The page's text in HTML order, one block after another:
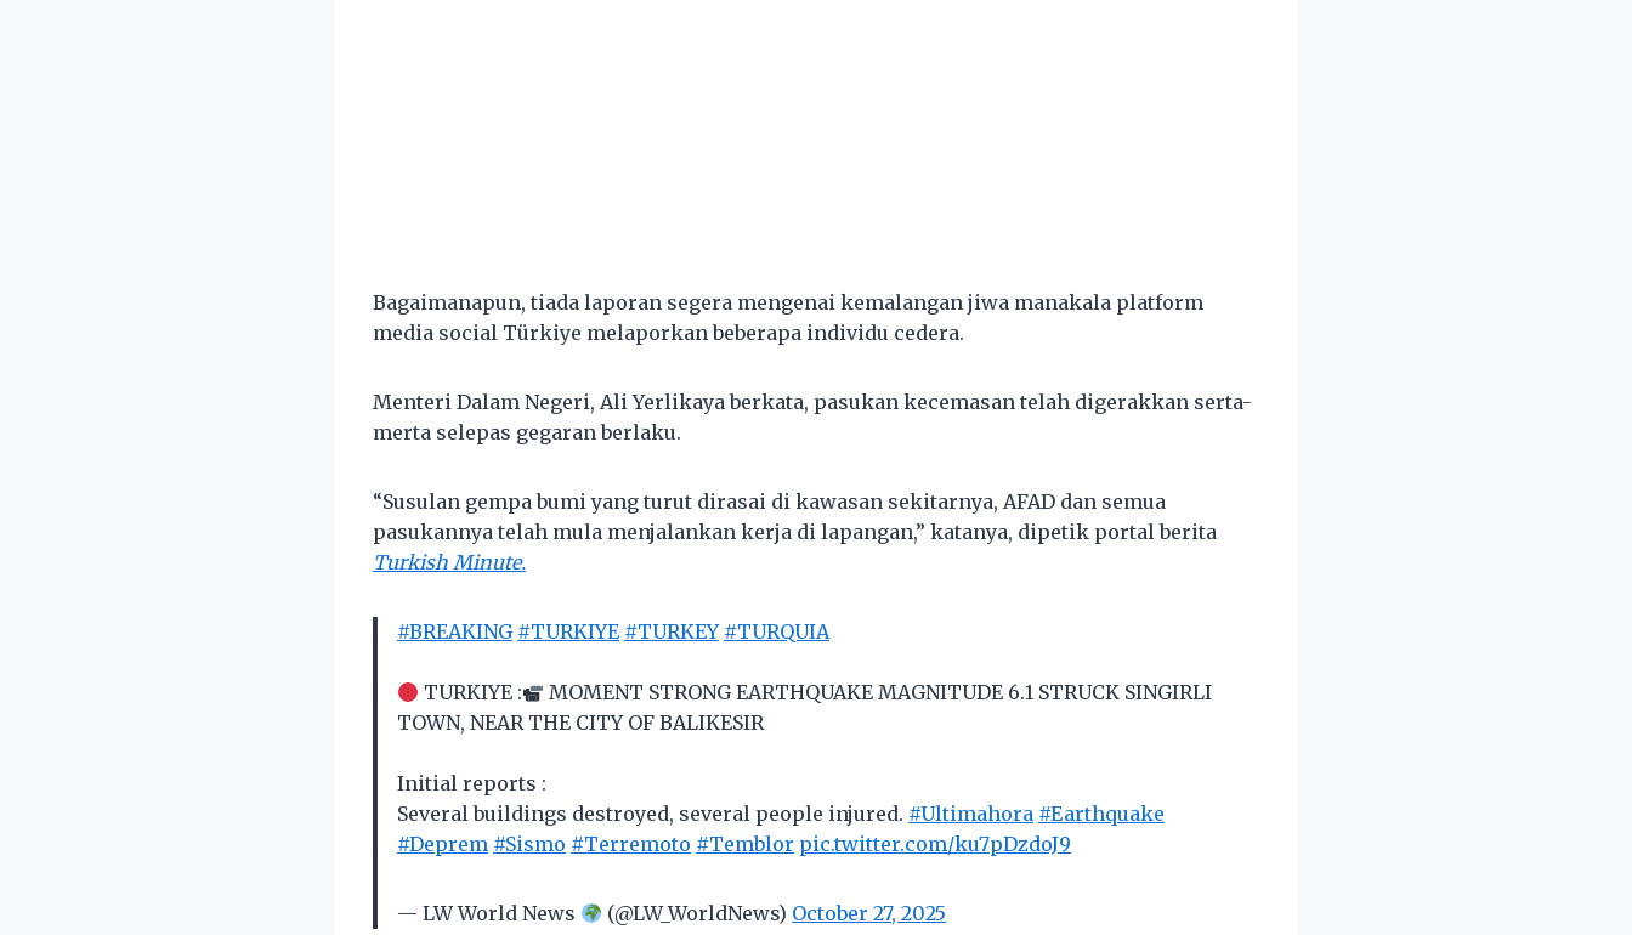
Bagaimanapun, tiada laporan segera mengenai kemalangan jiwa manakala platform
media social Türkiye melaporkan beberapa individu cedera.
Menteri Dalam Negeri, Ali Yerlikaya berkata, pasukan kecemasan telah digerakkan serta-
merta selepas gegaran berlaku.
“Susulan gempa bumi yang turut dirasai di kawasan sekitarnya, AFAD dan semua
pasukannya telah mula menjalankan kerja di lapangan,” katanya, dipetik portal berita
Turkish Minute.
#BREAKING #TURKIYE #TURKEY #TURQUIA
TURKIYE :
MOMENT STRONG EARTHQUAKE MAGNITUDE 6.1 STRUCK SINGIRLI
TOWN, NEAR THE CITY OF BALIKESIR
Initial reports :
Several buildings destroyed, several people injured. #Ultimahora #Earthquake
#Deprem #Sismo #Terremoto #Temblor pic.twitter.com/ku7pDzdoJ9
— LW World News (@LW_WorldNews) October 27, 2025